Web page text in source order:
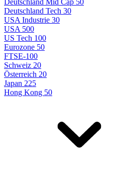
Deutschland Mid Cap 50
Deutschland Tech 30
USA Industrie 30
USA 500
US Tech 100
Eurozone 50
FTSE-100
Schweiz 20
Österreich 20
Japan 225
Hong Kong 50